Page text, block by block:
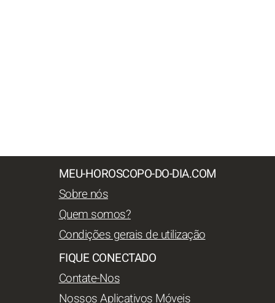
MEU-HOROSCOPO-DO-DIA.COM
Sobre nós
Quem somos?
Condições gerais de utilização
FIQUE CONECTADO
Contate-Nos
Nossos Aplicativos Móveis